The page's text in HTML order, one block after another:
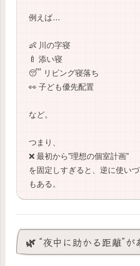
例えば…
👶 川の字寝
🍼 添い寝
😴 リビング寝落ち
👀 子ども優先配置
など。
つまり、
❌ 最初から”理想の個室計画”
を固定しすぎると、逆に使い
もある。
🌿 “夜中に助かる距離”